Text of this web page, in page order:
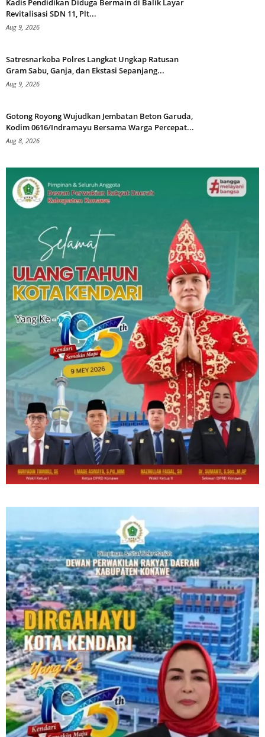
Kadis Pendidikan Diduga Bermain di Balik Layar
Revitalisasi SDN 11, Plt...
Aug 9, 2026
Satresnarkoba Polres Langkat Ungkap Ratusan
Gram Sabu, Ganja, dan Ekstasi Sepanjang...
Aug 9, 2026
Gotong Royong Wujudkan Jembatan Beton Garuda,
Kodim 0616/Indramayu Bersama Warga Percepat...
Aug 8, 2026